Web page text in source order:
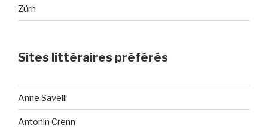
Zürn
Sites littéraires préférés
Anne Savelli
Antonin Crenn